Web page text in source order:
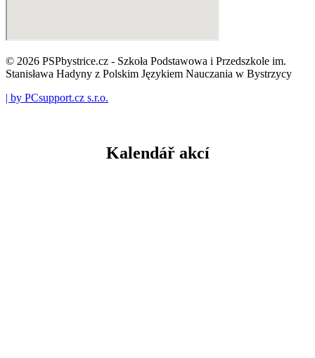
© 2026 PSPbystrice.cz - Szkoła Podstawowa i Przedszkole im.
Stanisława Hadyny z Polskim Językiem Nauczania w Bystrzycy
| by PCsupport.cz s.r.o.
Kalendář akcí